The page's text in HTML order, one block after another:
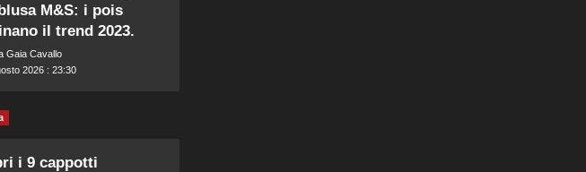
M&S: i pois
il trend 2023.
Gaia Cavallo
2026 : 23:30
i 9 cappotti